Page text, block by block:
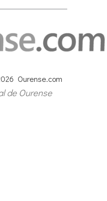
Ourense.com
de Ourense